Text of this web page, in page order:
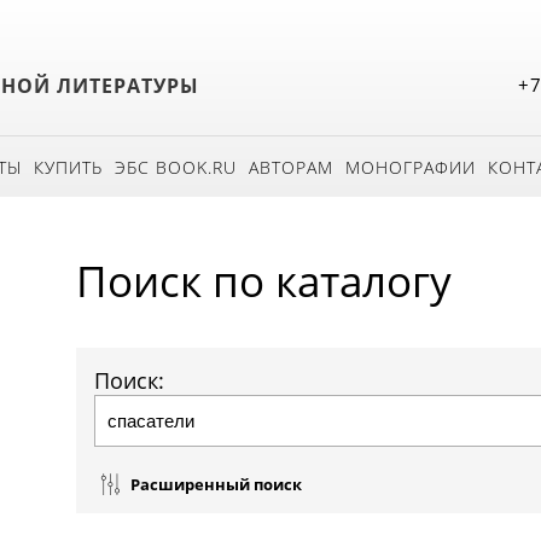
ЛИТЕРАТУРЫ
КУПИТЬ ЭБС BOOK.RU АВТОРАМ МОНОГРАФИИ
Поиск по каталогу
Поиск:
Расширенный поиск